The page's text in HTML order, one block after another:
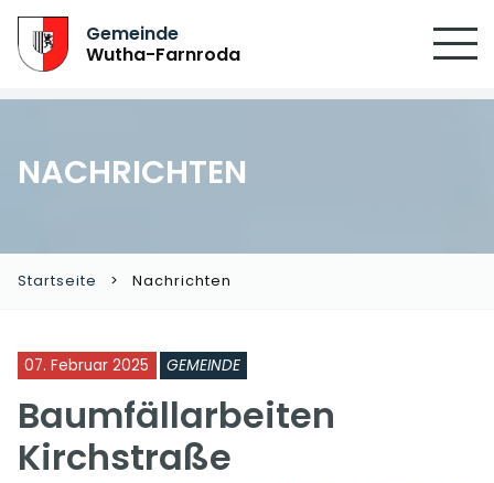
Gemeinde
Wutha-Farnroda
NACHRICHTEN
Startseite Nachrichten
07. Februar 2025 GEMEINDE
Baumfällarbeiten
Kirchstraße